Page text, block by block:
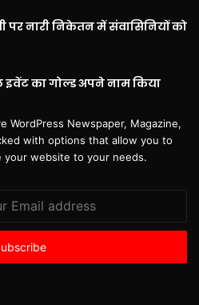
पर नारी निकेतन में संवासिनियों को
का गोल्ड अपने नाम किया
WordPress Newspaper, Magazine,
with options that allow you to
your website to your needs.